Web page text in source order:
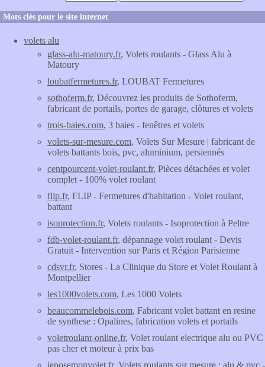
Mots clés pour le site internet
volets alu
glass-alu-matoury.fr, Volets roulants - Glass Alu à
Matoury
loubatfermetures.fr, LOUBAT Fermetures
sothoferm.fr, Découvrez les produits de Sothoferm,
fabricant de portails, portes de garage, clôtures et volets
trois-baies.com, 3 baies - fenêtres et volets
volets-sur-mesure.com, Volets Sur Mesure | fabricant de
volets battants bois, pvc, aluminium, persiennés
centpourcent-volet-roulant.fr, Pièces détachées et volet
complet - 100% volet roulant
flip.fr, FLIP - Fermetures d'habitation - Volet roulant,
battant
isoprotection.fr, Volets roulants - Isoprotection à Peltre
fdb-volet-roulant.fr, dépannage volet roulant - Devis
Gratuit - Intervention sur Paris et Région Parisienne
cdsvr.fr, Stores - La Clinique du Store et Volet Roulant à
Montpellier
les1000volets.com, Les 1000 Volets
beaucommelebois.com, Fabricant volet battant en resine
de synthese : Opalines, fabrication volets et portails
voletroulant-online.fr, Volet roulant electrique alu ou PVC
pas cher et moteur à prix bas
jeposemonvolet.fr, Volets roulants sur mesure : alu & pvc -